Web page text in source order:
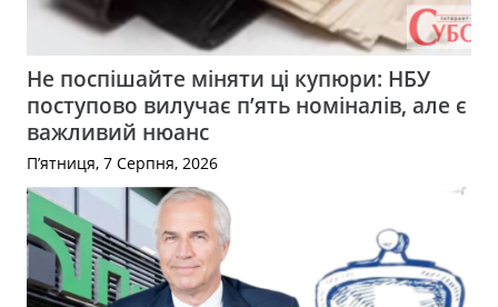
Не поспішайте міняти ці купюри: НБУ
поступово вилучає п’ять номіналів, але є
важливий нюанс
П’ятниця, 7 Серпня, 2026